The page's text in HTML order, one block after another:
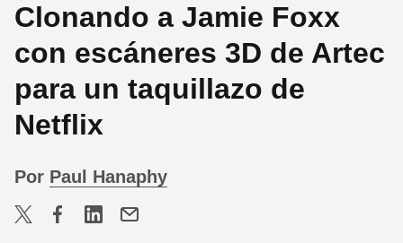
Clonando a Jamie Foxx
con escáneres 3D de Artec
para un taquillazo de
Netflix
Por Paul Hanaphy